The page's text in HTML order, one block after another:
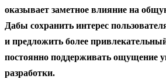
оказывает заметное влияние на
Дабы сохранить интерес
и предложить более
постоянно поддерживать ощущение
разработки.